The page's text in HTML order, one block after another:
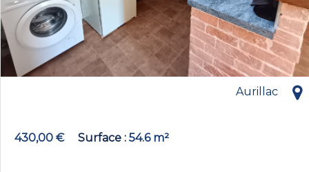
Aurillac
430,00 € Surface 54.6 m²